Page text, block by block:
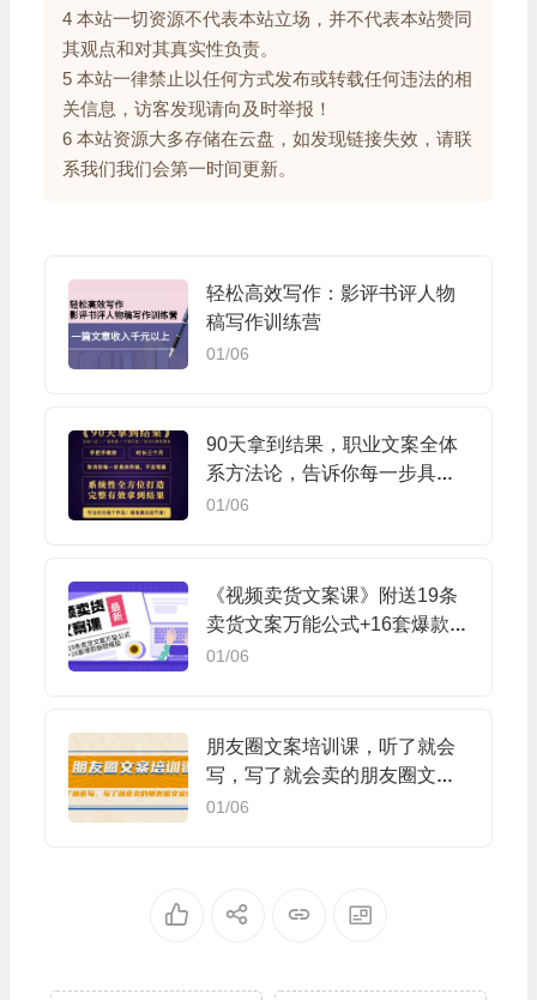
4 本站一切资源不代表本站立场，并不代表本站赞同
其观点和对其真实性负责。
5 本站一律禁止以任何方式发布或转载任何违法的相
关信息，访客发现请向及时举报！
6 本站资源大多存储在云盘，如发现链接失效，请联
系我们我们会第一时间更新。
轻松高效写作：影评书评人物
稿写作训练营
01/06
90天拿到结果，职业文案全体
系方法论，告诉你每一步具体
咋做，不走弯路
01/06
《视频卖货文案课》附送19条
卖货文案万能公式+16套爆款标
题模板
01/06
朋友圈文案培训课，听了就会
写，写了就会卖的朋友圈文案
课
01/06